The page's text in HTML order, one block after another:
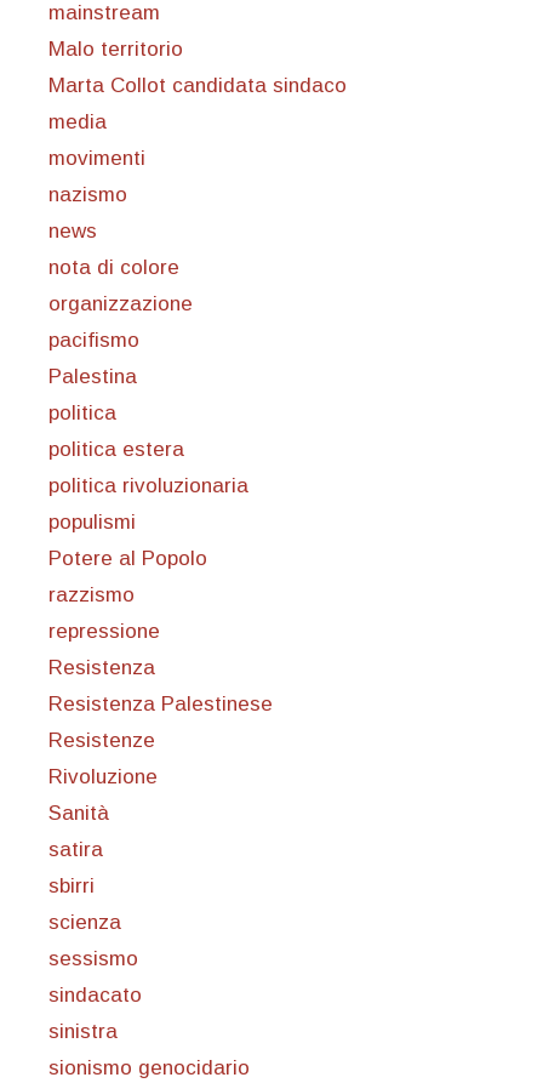
mainstream
Malo territorio
Marta Collot candidata sindaco
media
movimenti
nazismo
news
nota di colore
organizzazione
pacifismo
Palestina
politica
politica estera
politica rivoluzionaria
populismi
Potere al Popolo
razzismo
repressione
Resistenza
Resistenza Palestinese
Resistenze
Rivoluzione
Sanità
satira
sbirri
scienza
sessismo
sindacato
sinistra
sionismo genocidario